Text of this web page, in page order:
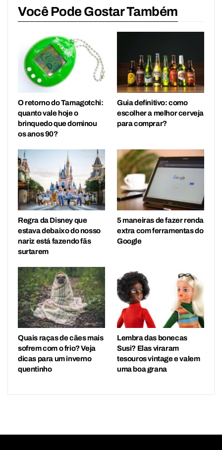
Você Pode Gostar Também
O retorno do Tamagotchi:
quanto vale hoje o
brinquedo que dominou
os anos 90?
Guia definitivo: como
escolher a melhor cerveja
para comprar?
Regra da Disney que
estava debaixo do nosso
nariz está fazendo fãs
surtarem
5 maneiras de fazer renda
extra com ferramentas do
Google
Quais raças de cães mais
sofrem com o frio? Veja
dicas para um inverno
quentinho
Lembra das bonecas
Susi? Elas viraram
tesouros vintage e valem
uma boa grana